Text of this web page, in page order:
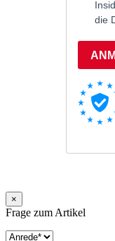
×
Frage zum Artikel